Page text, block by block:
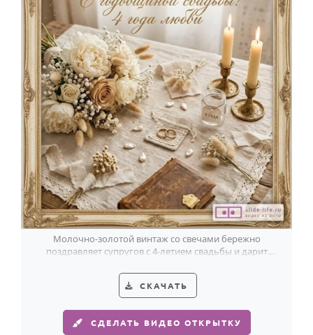
Молочно-золотой винтаж со свечами бережно
поздравляет супругов с 4-летием свадьбы и дарит
СКАЧАТЬ
СДЕЛАТЬ ВИДЕО ОТКРЫТКУ